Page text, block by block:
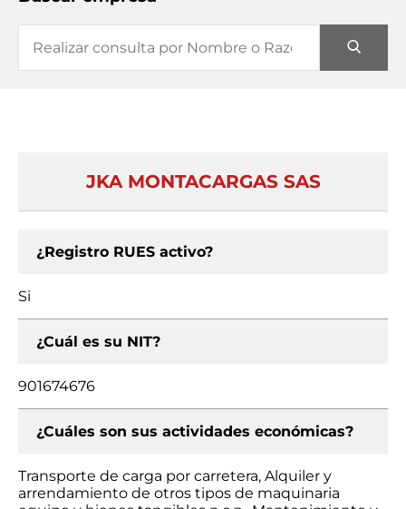
JKA MONTACARGAS SAS
¿Registro RUES activo?
Si
¿Cuál es su NIT?
901674676
¿Cuáles son sus actividades económicas?
Transporte de carga por carretera, Alquiler y
arrendamiento de otros tipos de maquinaria